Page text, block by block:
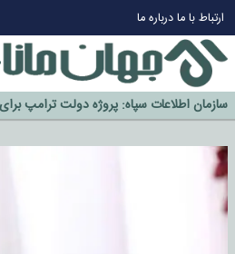
ارتباط با مادرباره ما
چرا طلا دوباره افزایشی شد؟
آیا رئیس جمهور آمریکا قانون را دور می‌زند؟
اخراج رسمی چهره نامدار از پرسپولیس
سازمان اطلاعات سپاه: پروژه دولت ترامپ